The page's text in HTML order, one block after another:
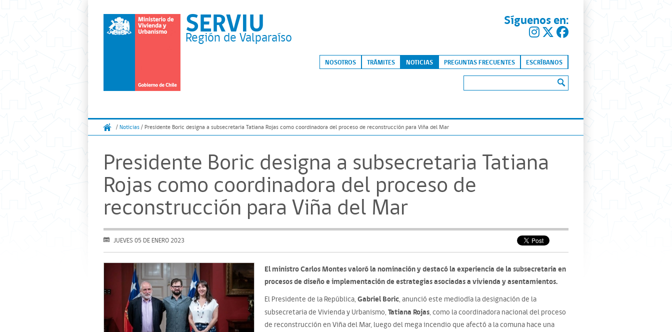
SERVIU
Región de Valparaíso
Síguenos en:
Skip to content
NOSOTROS TRÁMITES NOTICIAS PREGUNTAS FRECUENTES ESCRÍBANOS
/ Noticias / Presidente Boric designa a subsecretaria Tatiana Rojas como coordinadora del proceso de reconstrucción para Viña del Mar
Presidente Boric designa a subsecretaria Tatiana
Rojas como coordinadora del proceso de
reconstrucción para Viña del Mar
JUEVES 05 DE ENERO 2023
El ministro Carlos Montes valoró la nominación y destacó la experiencia de la subsecretaria en
procesos de diseño e implementación de estrategias asociadas a vivienda y asentamientos.
El Presidente de la República, Gabriel Boric, anunció este mediodía la designación de la
subsecretaria de Vivienda y Urbanismo, Tatiana Rojas, como la coordinadora nacional del proceso
de reconstrucción en Viña del Mar, luego del mega incendio que afectó a la comuna hace una